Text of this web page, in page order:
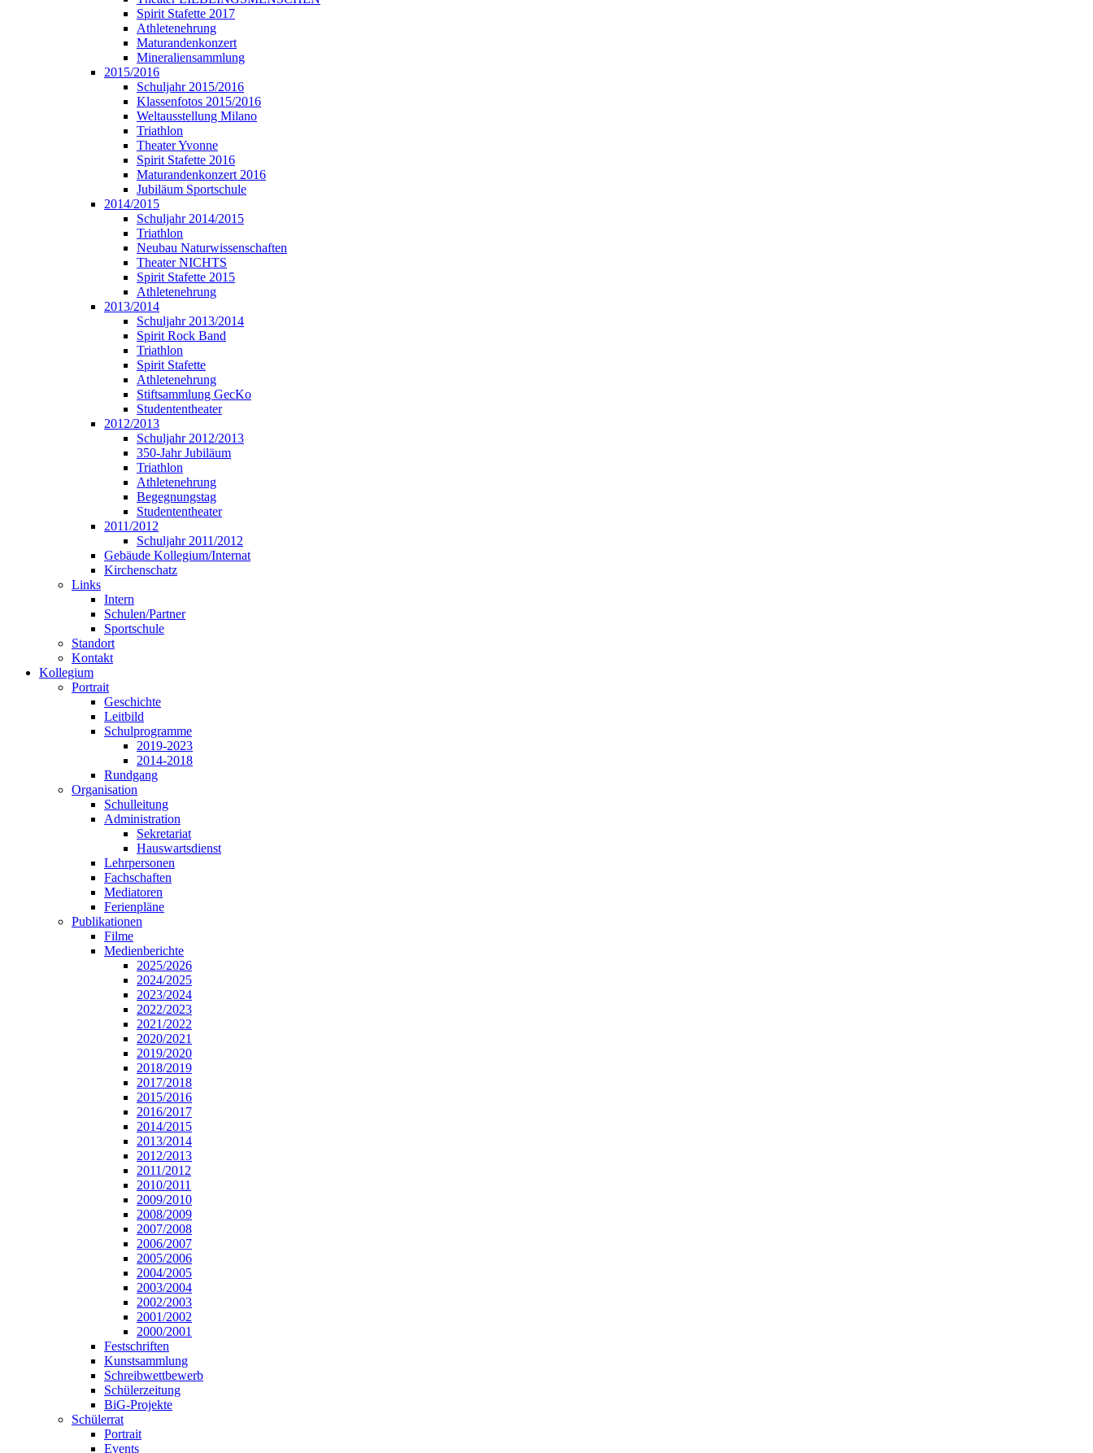
Spirit Stafette 2017
Athletenehrung
Maturandenkonzert
Mineraliensammlung
2015/2016
Schuljahr 2015/2016
Klassenfotos 2015/2016
Weltausstellung Milano
Triathlon
Theater Yvonne
Spirit Stafette 2016
Maturandenkonzert 2016
Jubiläum Sportschule
2014/2015
Schuljahr 2014/2015
Triathlon
Neubau Naturwissenschaften
Theater NICHTS
Spirit Stafette 2015
Athletenehrung
2013/2014
Schuljahr 2013/2014
Spirit Rock Band
Triathlon
Spirit Stafette
Athletenehrung
Stiftsammlung GecKo
Studententheater
2012/2013
Schuljahr 2012/2013
350-Jahr Jubiläum
Triathlon
Athletenehrung
Begegnungstag
Studententheater
2011/2012
Schuljahr 2011/2012
Gebäude Kollegium/Internat
Kirchenschatz
Links
Intern
Schulen/Partner
Sportschule
Standort
Kontakt
Kollegium
Portrait
Geschichte
Leitbild
Schulprogramme
2019-2023
2014-2018
Rundgang
Organisation
Schulleitung
Administration
Sekretariat
Hauswartsdienst
Lehrpersonen
Fachschaften
Mediatoren
Ferienpläne
Publikationen
Filme
Medienberichte
2025/2026
2024/2025
2023/2024
2022/2023
2021/2022
2020/2021
2019/2020
2018/2019
2017/2018
2015/2016
2016/2017
2014/2015
2013/2014
2012/2013
2011/2012
2010/2011
2009/2010
2008/2009
2007/2008
2006/2007
2005/2006
2004/2005
2003/2004
2002/2003
2001/2002
2000/2001
Festschriften
Kunstsammlung
Schreibwettbewerb
Schülerzeitung
BiG-Projekte
Schülerrat
Portrait
Events